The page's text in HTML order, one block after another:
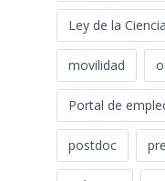
Ley de la Ciencia
movilidad
Portal de
postdoc